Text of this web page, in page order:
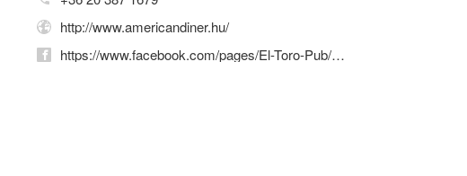
http://www.americandiner.hu/
https://www.facebook.com/pages/El-Toro-Pub/208633615828009